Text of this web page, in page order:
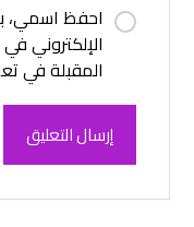
احفظ اسمي،
الإلكتروني
المقبلة في
إرسال التعليق